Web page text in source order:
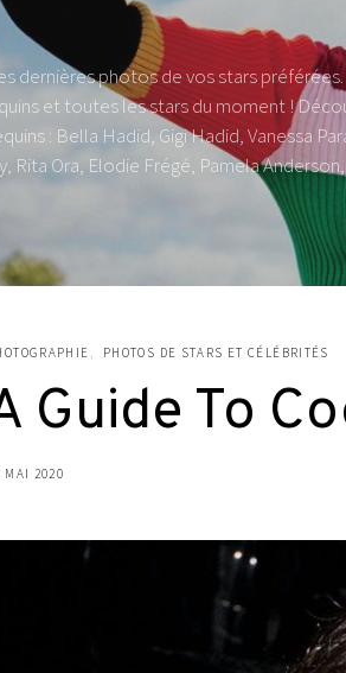
dernières photos de vos stars
et toutes les stars du moment !
: Bella Hadid, Gigi Hadid, Vanessa
Rita Ora, Elodie Frégé, Pamela
PHOTOS DE STARS ET CÉLÉBRITÉS
Guide To
MAI 2020